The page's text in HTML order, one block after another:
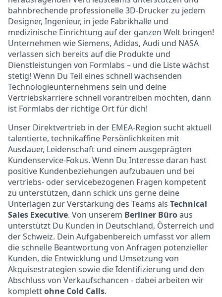
bahnbrechende professionelle 3D-Drucker zu jedem
Designer, Ingenieur, in jede Fabrikhalle und
medizinische Einrichtung auf der ganzen Welt bringen!
Unternehmen wie Siemens, Adidas, Audi und NASA
verlassen sich bereits auf die Produkte und
Dienstleistungen von Formlabs – und die Liste wächst
stetig! Wenn Du Teil eines schnell wachsenden
Technologieunternehmens sein und deine
Vertriebskarriere schnell vorantreiben möchten, dann
ist Formlabs der richtige Ort für dich!
Unser Direktvertrieb in der EMEA-Region sucht aktuell
talentierte, technikaffine Persönlichkeiten mit
Ausdauer, Leidenschaft und einem ausgeprägten
Kundenservice-Fokus. Wenn Du Interesse daran hast
positive Kundenbeziehungen aufzubauen und bei
vertriebs- oder servicebezogenen Fragen kompetent
zu unterstützen, dann schick uns gerne deine
Unterlagen zur Verstärkung des Teams als Technical
Sales Executive. Von unserem Berliner Büroaus
unterstützt Du Kunden in Deutschland, Österreich und
der Schweiz. Dein Aufgabenbereich umfasst vor allem
die schnelle Beantwortung von Anfragen potenzieller
Kunden, die Entwicklung und Umsetzung von
Akquisestrategien sowie die Identifizierung und den
Abschluss von Verkaufschancen - dabei arbeiten wir
komplettohne Cold Calls.